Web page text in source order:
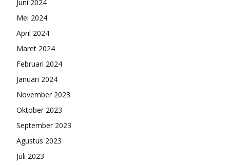
Juni 2024
Mei 2024
April 2024
Maret 2024
Februari 2024
Januari 2024
November 2023
Oktober 2023
September 2023
Agustus 2023
Juli 2023